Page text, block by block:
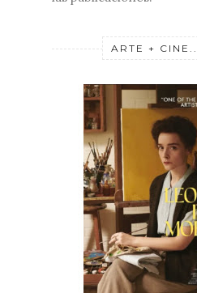
ARTE + CINE...